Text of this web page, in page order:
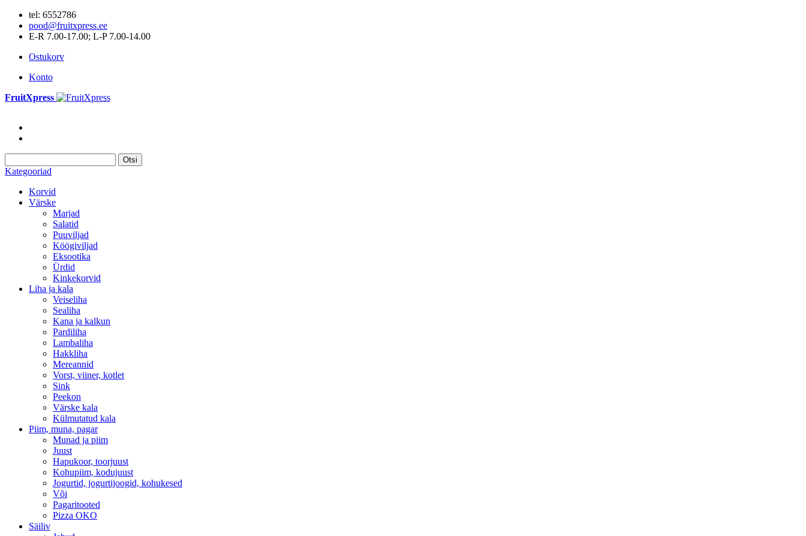
tel: 6552786
pood@fruitxpress.ee
E-R 7.00-17.00; L-P 7.00-14.00
Ostukorv
Konto
FruitXpress
Otsi
Kategooriad
Korvid
Värske
Marjad
Salatid
Puuviljad
Köögiviljad
Eksootika
Ürdid
Kinkekorvid
Liha ja kala
Veiseliha
Sealiha
Kana ja kalkun
Pardiliha
Lambaliha
Hakkliha
Mereannid
Vorst, viiner, kotlet
Sink
Peekon
Värske kala
Külmutatud kala
Piim, muna, pagar
Munad ja piim
Juust
Hapukoor, toorjuust
Kohupiim, kodujuust
Jogurtid, jogurtijoogid, kohukesed
Või
Pagaritooted
Pizza OKO
Säiliv